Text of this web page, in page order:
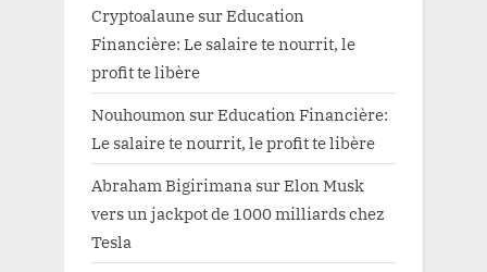
Cryptoalaune surEducation
Financière: Le salaire te nourrit, le
profit te libère
Nouhoumon surEducation Financière:
Le salaire te nourrit, le profit te libère
Abraham Bigirimana surElon Musk
vers un jackpot de 1000 milliards chez
Tesla